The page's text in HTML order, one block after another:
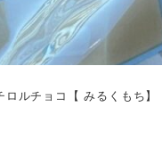
ルチョコ【 みるくもち】